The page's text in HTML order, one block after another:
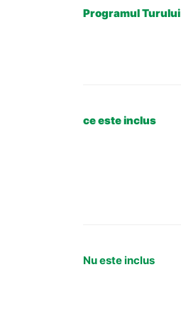
Programul Turului
ce este inclus
Nu este inclus